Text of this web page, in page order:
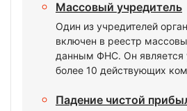
Массовый учредитель
Один из учредителей
включен в реестр
данным ФНС. Он является
более 10 действующих
Падение чистой